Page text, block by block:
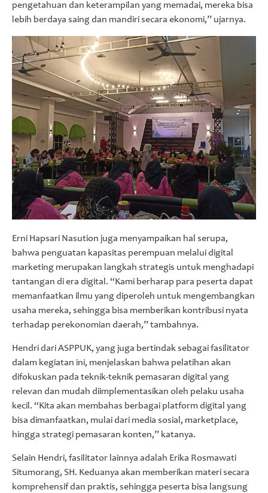
pengetahuan dan keterampilan yang memadai, mereka bisa
lebih berdaya saing dan mandiri secara ekonomi,” ujarnya.
Erni Hapsari Nasution juga menyampaikan hal serupa,
bahwa penguatan kapasitas perempuan melalui digital
marketing merupakan langkah strategis untuk menghadapi
tantangan di era digital. “Kami berharap para peserta dapat
memanfaatkan ilmu yang diperoleh untuk mengembangkan
usaha mereka, sehingga bisa memberikan kontribusi nyata
terhadap perekonomian daerah,” tambahnya.
Hendri dari ASPPUK, yang juga bertindak sebagai fasilitator
dalam kegiatan ini, menjelaskan bahwa pelatihan akan
difokuskan pada teknik-teknik pemasaran digital yang
relevan dan mudah diimplementasikan oleh pelaku usaha
kecil. “Kita akan membahas berbagai platform digital yang
bisa dimanfaatkan, mulai dari media sosial, marketplace,
hingga strategi pemasaran konten,” katanya.
Selain Hendri, fasilitator lainnya adalah Erika Rosmawati
Situmorang, SH. Keduanya akan memberikan materi secara
komprehensif dan praktis, sehingga peserta bisa langsung